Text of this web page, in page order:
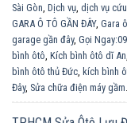
Sài Gòn Dịch vụ dịch vụ
GARA Ô TÔ GẦN ĐÂY, Gara
garage gần đây, Gọi
bình ôtô Kích bình ôtô dĩ An
bình ôtô thủ Đức kích bình
Đây, Sửa chữa điện máy gầm